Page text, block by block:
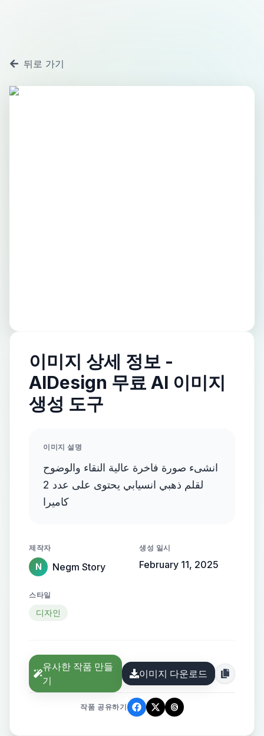
뒤로 가기
이미지 상세 정보 -
AIDesign 무료 AI 이미지
생성 도구
이미지 설명
انشىء صورة فاخرة عالية النقاء والوضوح
لقلم ذهبي انسيابي يحتوى على عدد 2
كاميرا
제작자
N Negm Story
생성 일시
February 11, 2025
스타일
디자인
유사한 작품 만들
기
이미지 다운로드
작품 공유하기